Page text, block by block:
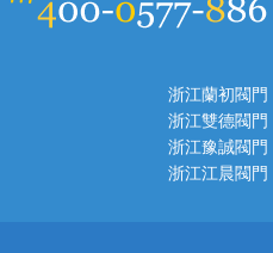
浙江蘭初閥門
浙江雙德閥門
浙江豫誠閥門
浙江江晨閥門